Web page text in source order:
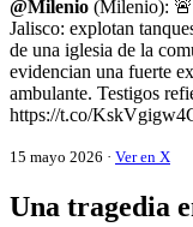
@Milenio (Milenio):
Jalisco: explotan
de una iglesia de la
evidencian una fuerte
ambulante. Testigos
https://t.co/
15 mayo 2026 · Ver en X
Una tragedia